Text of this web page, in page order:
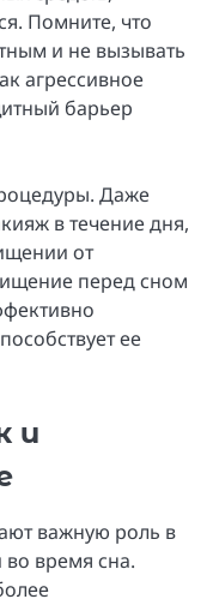
Помните, что
и не вызывать
агрессивное
барьер
Даже
в течение дня,
от
перед сном
ее
и
важную роль в
время сна.